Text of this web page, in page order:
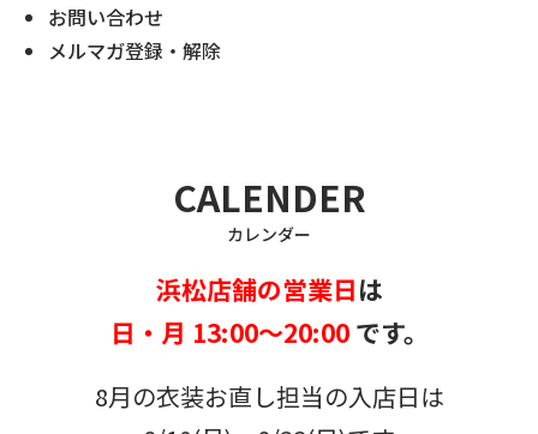
お問い合わせ
メルマガ登録・解除
CALENDER
カレンダー
浜松店舗の営業日は
日・月 13:00～20:00 です。
8月の衣装お直し担当の入店日は